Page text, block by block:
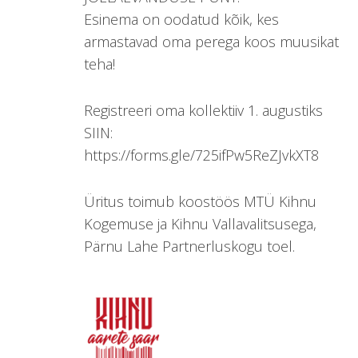
Esinema on oodatud kõik, kes
armastavad oma perega koos muusikat
teha!
Registreeri oma kollektiiv 1. augustiks
SIIN:
https://forms.gle/725ifPw5ReZJvkXT8
Üritus toimub koostöös MTÜ Kihnu
Kogemuse ja Kihnu Vallavalitsusega,
Pärnu Lahe Partnerluskogu toel.